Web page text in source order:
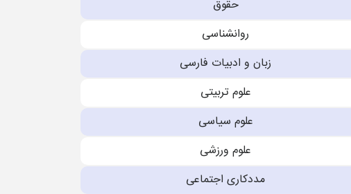
حقوق
روانشناسی
زبان و ادبیات فارسی
علوم تربیتی
علوم سیاسی
علوم ورزشی
مددکاری اجتماعی